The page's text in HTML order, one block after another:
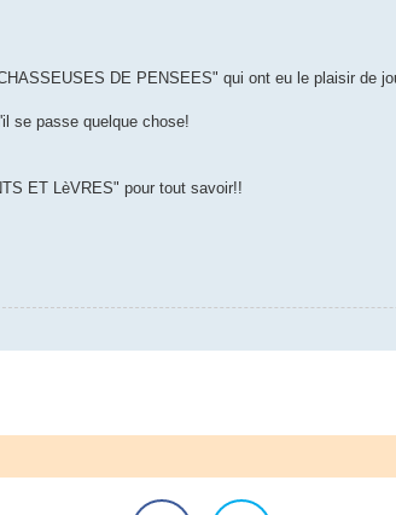
DE PENSEES" qui ont eu le plaisir de
se passe quelque chose!
ET LèVRES" pour tout savoir!!